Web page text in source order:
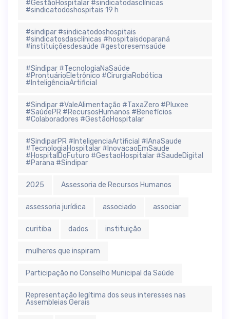
#GestãoHospitalar #sindicatodasclínicas
#sindicatodoshospitais 19 h
#sindipar #sindicatodoshospitais
#sindicatosdasclínicas #hospitaisdoparaná
#instituiçõesdesaúde #gestoresemsaúde
#Sindipar #TecnologiaNaSaúde
#ProntuárioEletrônico #CirurgiaRobótica
#InteligênciaArtificial
#Sindipar #ValeAlimentação #TaxaZero #Pluxee
#SaúdePR #RecursosHumanos #Benefícios
#Colaboradores #GestãoHospitalar
#SindiparPR #InteligenciaArtificial #IAnaSaude
#TecnologiaHospitalar #InovacaoEmSaude
#HospitalDoFuturo #GestaoHospitalar #SaudeDigital
#Parana #Sindipar
2025 Assessoria de Recursos Humanos
assessoria jurídica associado associar
curitiba dados instituição
mulheres que inspiram
Participação no Conselho Municipal da Saúde
Representação legítima dos seus interesses nas
Assembleias Gerais